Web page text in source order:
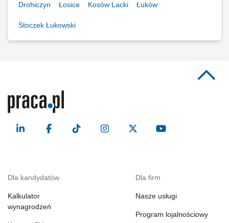
Drohiczyn Łosice Kosów Lacki Łuków
Stoczek Łukowski
Dla kandydatów
Kalkulator
wynagrodzeń
Dla firm
Nasze usługi
Program lojalnościowy